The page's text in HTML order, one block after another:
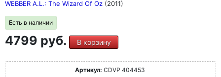
WEBBER A.L.: The Wizard Of Oz (2011)
Есть в наличии
4799 руб. В корзину
Артикул: CDVP 404453